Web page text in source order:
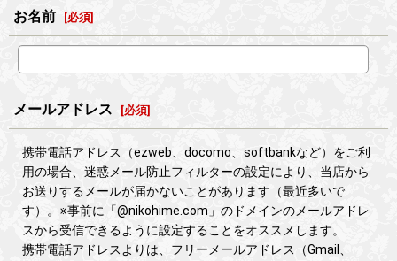
お名前 [必須]
メールアドレス [必須]
携帯電話アドレス（ezweb、docomo、softbankなど）をご利
用の場合、迷惑メール防止フィルターの設定により、当店から
お送りするメールが届かないことがあります（最近多いで
す）。※事前に「@nikohime.com」のドメインのメールアドレ
スから受信できるように設定することをオススメします。
携帯電話アドレスよりは、フリーメールアドレス（Gmail、